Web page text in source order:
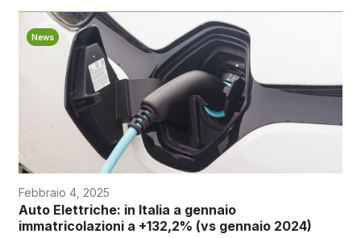
News
Febbraio 4, 2025
Auto Elettriche: in Italia a gennaio
immatricolazioni a +132,2% (vs gennaio 2024)